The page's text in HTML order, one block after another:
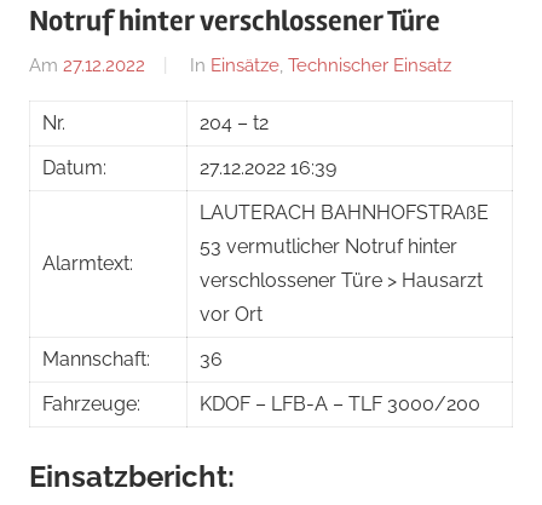
Notruf hinter verschlossener Türe
Am 27.12.2022
Von
Jakob
Steiner
In Einsätze, Technischer Einsatz
Nr.
204 – t2
Datum:
27.12.2022 16:39
Alarmtext:
LAUTERACH BAHNHOFSTRAßE
53 vermutlicher Notruf hinter
verschlossener Türe > Hausarzt
vor Ort
Mannschaft:
36
Fahrzeuge:
KDOF – LFB-A – TLF 3000/200
Einsatzbericht: